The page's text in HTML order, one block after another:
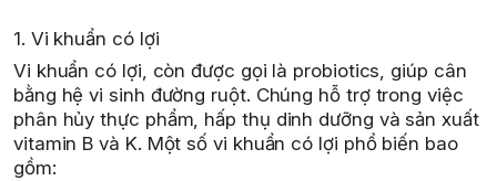
1. Vi khuẩn có lợi
Vi khuẩn có lợi, còn được gọi là probiotics, giúp cân
bằng hệ vi sinh đường ruột. Chúng hỗ trợ trong việc
phân hủy thực phẩm, hấp thụ dinh dưỡng và sản xuất
vitamin B và K. Một số vi khuẩn có lợi phổ biến bao
gồm: